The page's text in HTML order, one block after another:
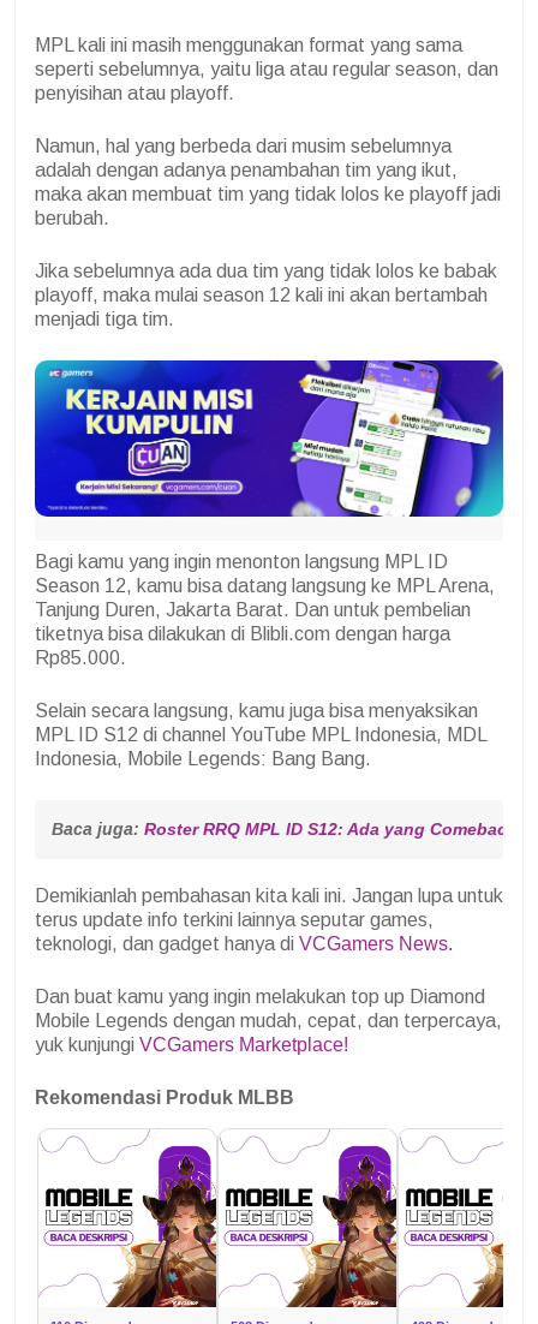
MPL kali ini masih menggunakan format yang sama
seperti sebelumnya, yaitu liga atau regular season, dan
penyisihan atau playoff.
Namun, hal yang berbeda dari musim sebelumnya
adalah dengan adanya penambahan tim yang ikut,
maka akan membuat tim yang tidak lolos ke playoff jadi
berubah.
Jika sebelumnya ada dua tim yang tidak lolos ke babak
playoff, maka mulai season 12 kali ini akan bertambah
menjadi tiga tim.
Bagi kamu yang ingin menonton langsung MPL ID
Season 12, kamu bisa datang langsung ke MPL Arena,
Tanjung Duren, Jakarta Barat. Dan untuk pembelian
tiketnya bisa dilakukan di Blibli.com dengan harga
Rp85.000.
Selain secara langsung, kamu juga bisa menyaksikan
MPL ID S12 di channel YouTube MPL Indonesia, MDL
Indonesia, Mobile Legends: Bang Bang.
Baca juga: Roster RRQ MPL ID S12: Ada yang Comeback
Demikianlah pembahasan kita kali ini. Jangan lupa untuk
terus update info terkini lainnya seputar games,
teknologi, dan gadget hanya di VCGamers News.
Dan buat kamu yang ingin melakukan top up Diamond
Mobile Legends dengan mudah, cepat, dan terpercaya,
yuk kunjungi VCGamers Marketplace!
Rekomendasi Produk MLBB